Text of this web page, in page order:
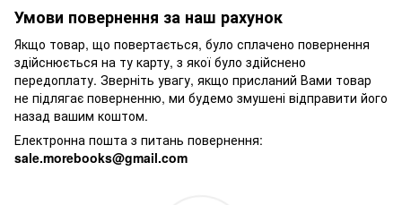
Умови повернення за наш рахунок
Якщо товар, що повертається, було сплачено повернення
здійснюється на ту карту, з якої було здійснено
передоплату. Зверніть увагу, якщо присланий Вами товар
не підлягає поверненню, ми будемо змушені відправити його
назад вашим коштом.
Електронна пошта з питань повернення:
sale.morebooks@gmail.com